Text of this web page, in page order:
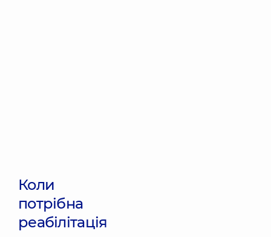
Коли
потрібна
реабілітація